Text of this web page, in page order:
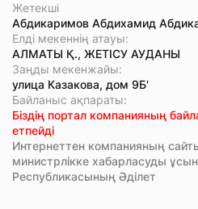
Жетекші
Абдикаримов Абдихамид
Елді мекеннің атауы:
АЛМАТЫ Қ., ЖЕТІСУ АУДАНЫ
Заңды мекенжайы:
улица Казакова, дом 9Б'
Байланыс ақпараты:
Біздің портал компанияның
етпейді
Интернеттен компанияның
министрлікке хабарласуды
Республикасының Әділет